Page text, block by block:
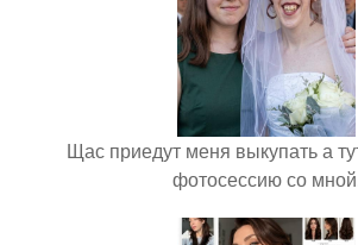
Щас приедут меня выкупать а
фотосессию со